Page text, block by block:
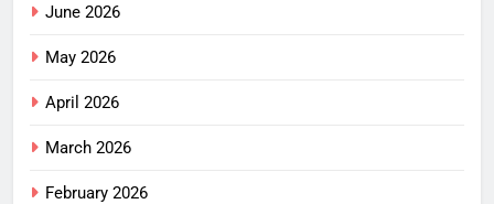
June 2026
May 2026
April 2026
March 2026
February 2026